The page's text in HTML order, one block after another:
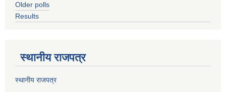
Older polls
Results
स्थानीय राजपत्र
स्थानीय राजपत्र